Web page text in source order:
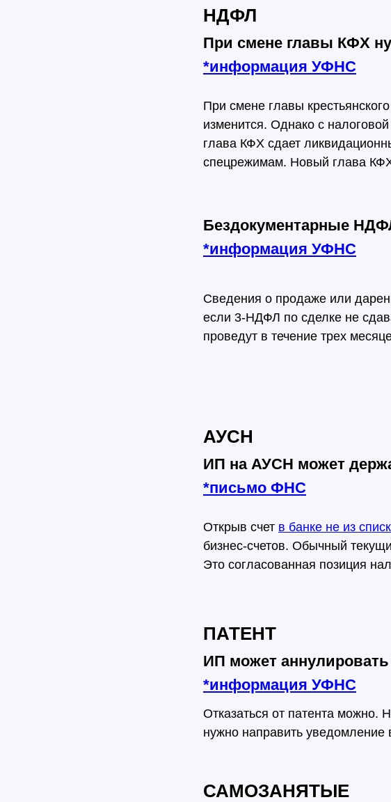
НДФЛ
При смене главы КФХ
*информация УФНС
При смене главы
изменится. Однако с
глава КФХ сдает
спецрежимам. Новый глава КФХ
Бездокументарные
*информация УФНС
Сведения о продаже или
если 3-НДФЛ по сделке не
проведут в течение трех
АУСН
ИП на АУСН может
*письмо ФНС
Открыв счет в банке не из
бизнес-счетов. Обычный
Это согласованная позиция
ПАТЕНТ
ИП может
*информация УФНС
Отказаться от патента можно.
нужно направить
САМОЗАНЯТЫЕ